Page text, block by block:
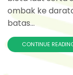
ombak ke
batas...
CONTINUE